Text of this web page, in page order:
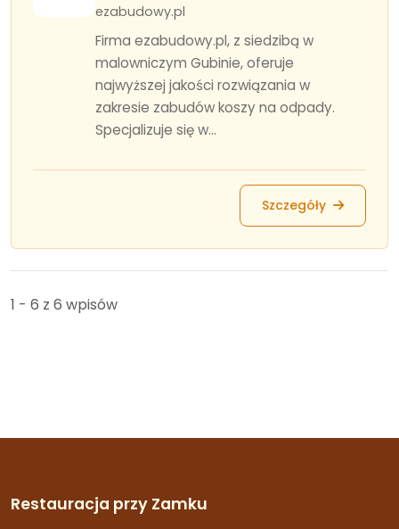
ezabudowy.pl
Firma ezabudowy.pl, z siedzibą w
malowniczym Gubinie, oferuje
najwyższej jakości rozwiązania w
zakresie zabudów koszy na odpady.
Specjalizuje się w...
Szczegóły
1 - 6 z 6 wpisów
Restauracja przy Zamku